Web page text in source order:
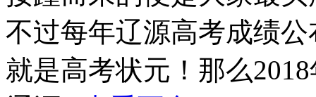
不过每年辽源高考成绩
就是高考状元！那么